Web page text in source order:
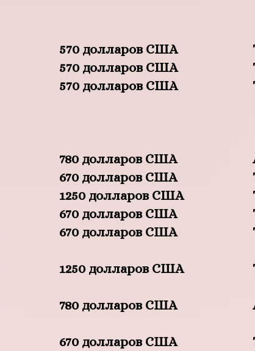
570 долларов США
570 долларов США
570 долларов США
780 долларов США
670 долларов США
1250 долларов США
670 долларов США
670 долларов США
1250 долларов США
780 долларов США
670 долларов США